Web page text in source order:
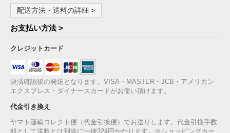
配送方法・送料の詳細 >
お支払い方法 >
クレジットカード
決済確認後の発送となります。VISA・MASTER・JCB・アメリカン
エクスプレス・ダイナースカードがお使い頂けます。
代金引き換え
ヤマト運輸コレクト便（代金引換便）でお送りします。代金引換手数